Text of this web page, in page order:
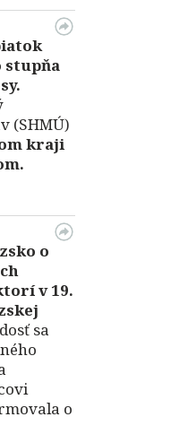
stupňa
(SHMÚ)
kraji
o
v 19.
sa
o